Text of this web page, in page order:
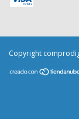
Copyright